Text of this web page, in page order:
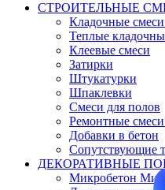
СТРОИТЕЛЬНЫЕ
Кладочные
Теплые
Клеевые смеси
Затирки
Штукатурки
Шпаклевки
Смеси для полов
Ремонтные смеси
Добавки в бетон
Сопутствующие
ДЕКОРАТИВНЫЕ
Микробетон